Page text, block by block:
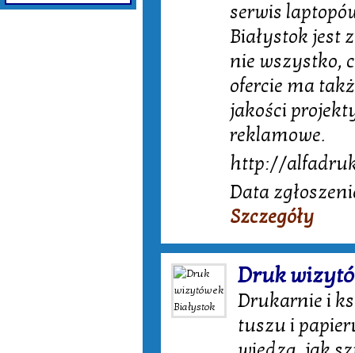
serwis
Białystok jest
nie wszystko,
ofercie ma
jakości
reklamowe.
http://
Data
Szczegóły
Druk
Drukarnie i
tuszu i